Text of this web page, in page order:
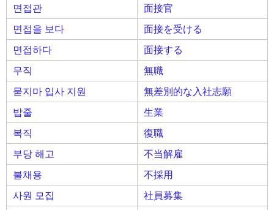
면접관
面接官
면접을 보다
面接を受ける
면접하다
面接する
무직
無職
묻지마 입사 지원
無差別的な入社志願
밥줄
生業
복직
復職
부당 해고
不当解雇
불채용
不採用
사원 모집
社員募集